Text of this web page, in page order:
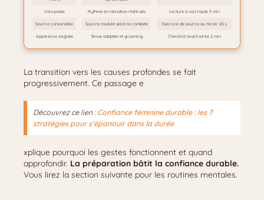
Voix posée Rythme et intonation maîtrisés Lecture à voix haute 3 min
Sourire convenable Sourire modulé selon le contexte Exercice de sourire au miroir 20 s
Apparence soignée Tenue adaptée et grooming Checklist avant sortie 2 min
La transition vers les causes profondes se fait
progressivement. Ce passage e
Découvrez ce lien :Confiance féminine durable : les 7
stratégies pour s’épanouir dans la durée
xplique pourquoi les gestes fonctionnent et quand
approfondir. La préparation bâtit la confiance durable.
Vous lirez la section suivante pour les routines mentales.